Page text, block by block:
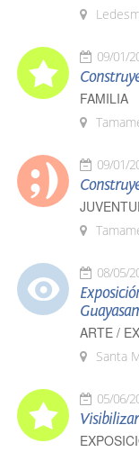
09/01/
FAMILIA
09/01/
08/05/
ARTE /
Santa
05/06/